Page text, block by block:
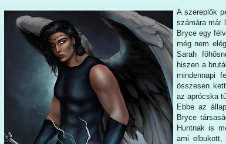
A szereplők
számára már
Bryce egy
még nem
Sarah
hiszen a
mindennapi
összesen
az aprócska
Ebbe az
Bryce
Huntnak is
ami